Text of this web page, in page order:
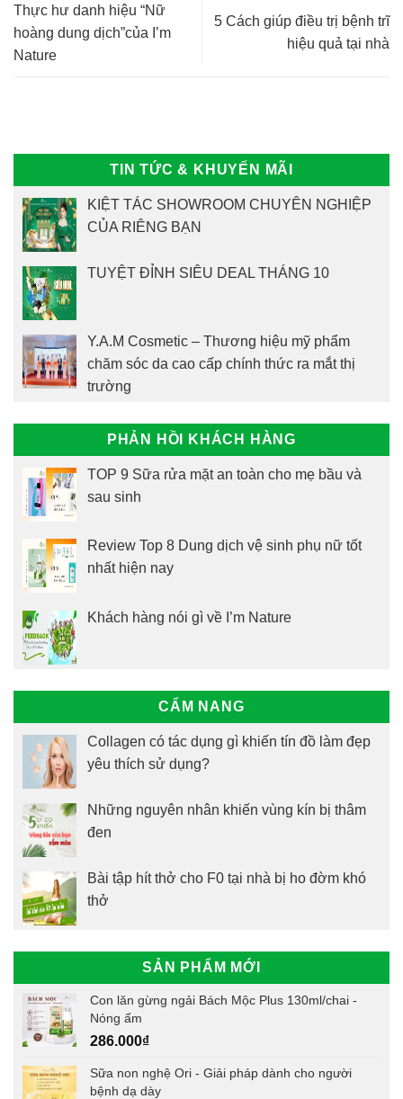
Thực hư danh hiệu “Nữ
hoàng dung dịch”của I’m
Nature
5 Cách giúp điều trị bệnh trĩ
hiệu quả tại nhà
TIN TỨC & KHUYẾN MÃI
KIỆT TÁC SHOWROOM CHUYÊN NGHIỆP
CỦA RIÊNG BẠN
TUYỆT ĐỈNH SIÊU DEAL THÁNG 10
Y.A.M Cosmetic – Thương hiệu mỹ phẩm
chăm sóc da cao cấp chính thức ra mắt thị
trường
PHẢN HỒI KHÁCH HÀNG
TOP 9 Sữa rửa mặt an toàn cho mẹ bầu và
sau sinh
Review Top 8 Dung dịch vệ sinh phụ nữ tốt
nhất hiện nay
Khách hàng nói gì về I’m Nature
CẨM NANG
Collagen có tác dụng gì khiến tín đồ làm đẹp
yêu thích sử dụng?
Những nguyên nhân khiến vùng kín bị thâm
đen
Bài tập hít thở cho F0 tại nhà bị ho đờm khó
thở
SẢN PHẨM MỚI
Con lăn gừng ngải Bách Mộc Plus 130ml/chai -
Nóng ấm
286.000₫
Sữa non nghệ Ori - Giải pháp dành cho người
bệnh dạ dày